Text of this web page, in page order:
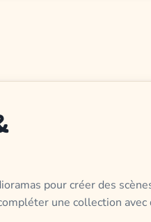
pour créer des
une collection avec